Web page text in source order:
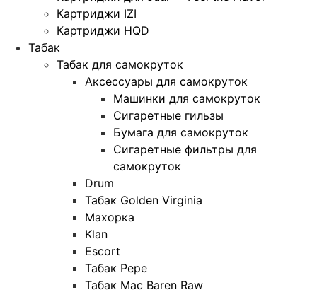
Картриджи IZI
Картриджи HQD
Табак
Табак для самокруток
Аксессуары для самокруток
Машинки для самокруток
Сигаретные гильзы
Бумага для самокруток
Сигаретные фильтры для
самокруток
Drum
Табак Golden Virginia
Махорка
Klan
Escort
Табак Pepe
Табак Mac Baren Raw